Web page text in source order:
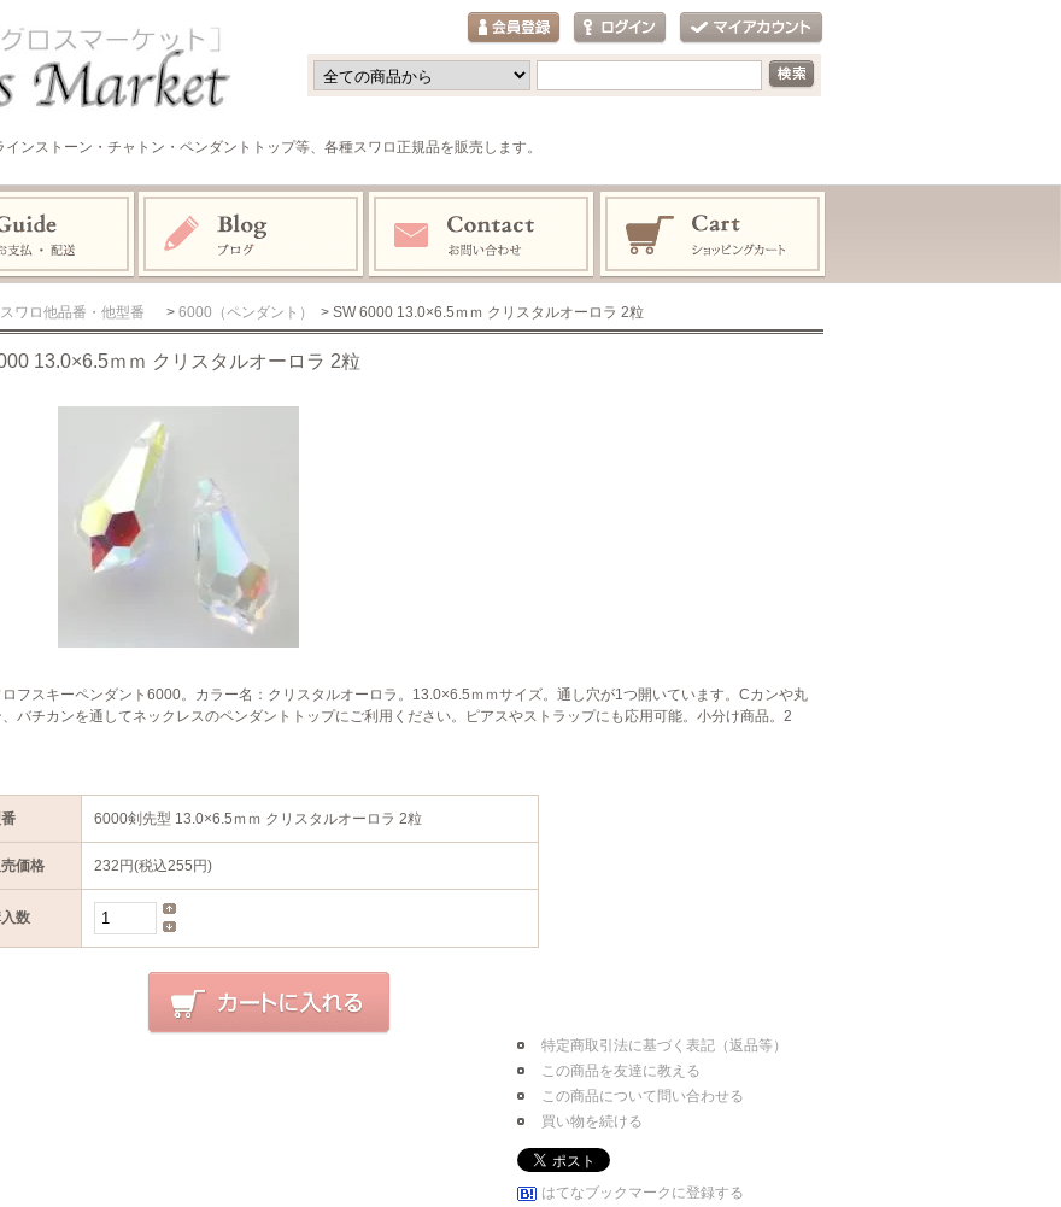
ンストーン・チャトン・ペンダントトップ等、各種スワロ正規品を販売します。
スワロ他品番・他型番 > 6000（ペンダント） > SW 6000 13.0×6.5ｍｍ クリスタルオーロラ 2粒
13.0×6.5ｍｍ クリスタルオーロラ 2粒
ロフスキーペンダント6000。カラー名：クリスタルオーロラ。13.0×6.5ｍｍサイズ。通し穴が1つ開いています。Cカンや丸
、バチカンを通してネックレスのペンダントトップにご利用ください。ピアスやストラップにも応用可能。小分け商品。2
6000剣先型 13.0×6.5ｍｍ クリスタルオーロラ 2粒
価格 232円(税込255円)
数
特定商取引法に基づく表記（返品等）
この商品を友達に教える
この商品について問い合わせる
買い物を続ける
はてなブックマークに登録する